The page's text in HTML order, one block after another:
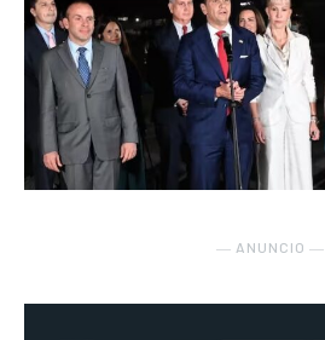
― ANUNCIO ―